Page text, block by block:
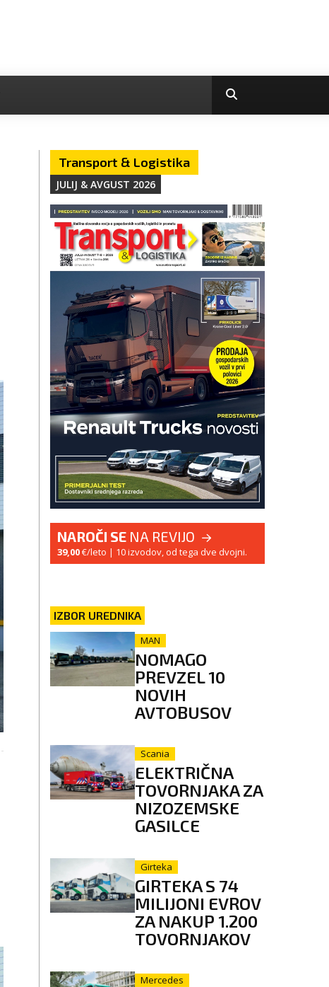
Transport & Logistika
JULIJ & AVGUST 2026
NAROČI SE NA REVIJO
39,00€/leto | 10 izvodov, od tega dve dvojni.
IZBOR UREDNIKA
MAN
NOMAGO
PREVZEL 10
NOVIH
AVTOBUSOV
Scania
ELEKTRIČNA
TOVORNJAKA ZA
NIZOZEMSKE
GASILCE
Girteka
GIRTEKA S 74
MILIJONI EVROV
ZA NAKUP 1.200
TOVORNJAKOV
Mercedes